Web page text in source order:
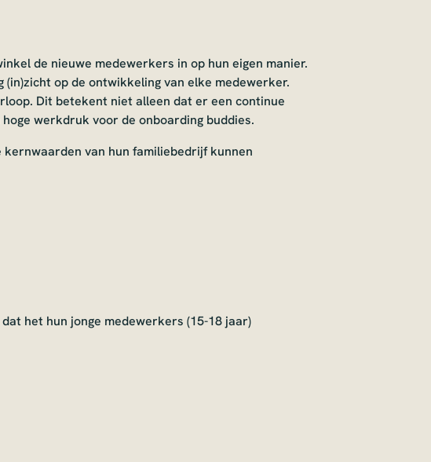
de nieuwe medewerkers in op hun eigen manier.
op de ontwikkeling van elke medewerker.
Dit betekent niet alleen dat er een continue
werkdruk voor de onboarding buddies.
van hun familiebedrijf kunnen
het hun jonge medewerkers (15-18 jaar)